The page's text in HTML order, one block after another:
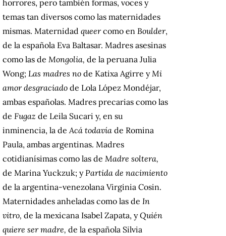
horrores, pero también formas, voces y
temas tan diversos como las maternidades
mismas. Maternidad queercomo en Boulder,
de la española Eva Baltasar. Madres asesinas
como las de Mongolia, de la peruana Julia
Wong; Las madres no de Katixa Agirre yMi
amor desgraciado de Lola López Mondéjar,
ambas españolas. Madres precarias como las
de Fugaz de Leila Sucari y, en su
inminencia, la deAcá todavía de Romina
Paula, ambas argentinas. Madres
cotidianísimas como las de Madre soltera,
de Marina Yuckzuk; yPartida de nacimiento
de la argentina-venezolana Virginia Cosin.
Maternidades anheladas como las de In
vitro, de la mexicana Isabel Zapata, yQuién
quiere ser madre, de la española Silvia